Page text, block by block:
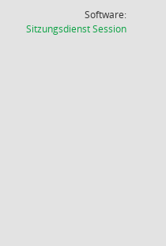
Software:
SitzungsdienstSession(Wird in